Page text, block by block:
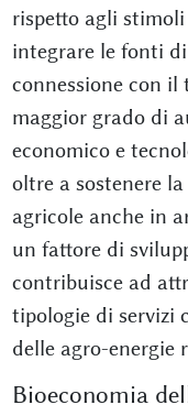
rispetto agli
integrare le fonti
connessione con
maggior grado di
economico e
oltre a sostenere
agricole anche in
un fattore di
contribuisce ad
tipologie di servizi
delle agro-energie
Bioeconomia